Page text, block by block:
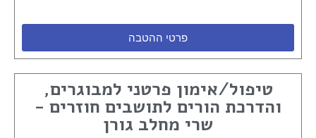
פרטי ההטבה
טיפול/אימון פרטני למבוגרים,
והדרכת הורים לתושבים חוזרים -
שרי מחלב גורן